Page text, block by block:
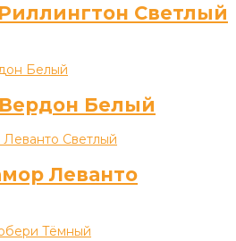
Риллингтон Светлый
Белый
Леванто